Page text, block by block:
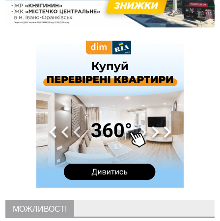
18:42
На лінії зіткнення загинув керівник пошукового загону
"Плацдарм" Олексій Юков
СБС за дві доби уразили 13 енергооб'єктів на окупованих
Українці подали рекордну кількість заяв до університетів.
Зарплати на Прикарпатті за місяць зросли на 10%, але до
середньої по Україні ще далеко
Франківець, який стріляв біля АЗС, вийшов під заставу та
був повторно затриманий
Прикарпатець прийшов у Пенсійний та заявив поліції про
гранату, бо йому не нарахували пенсію
У Болгарії затримали прикарпатця, який виготовляв
наркотики для міжнародного синдикату
Стефанішина отримала нову підозру. Їй обирають
запобіжний захід
«Пілот з Лондона» видурив у жительки Коломийщини
13:13
У четвер на Прикарпатті очікується сильна спека до 39°
13:00
На Снятинщині спіймали чоловіка, який зливав з цистерни
МОЖЛИВОСТІ